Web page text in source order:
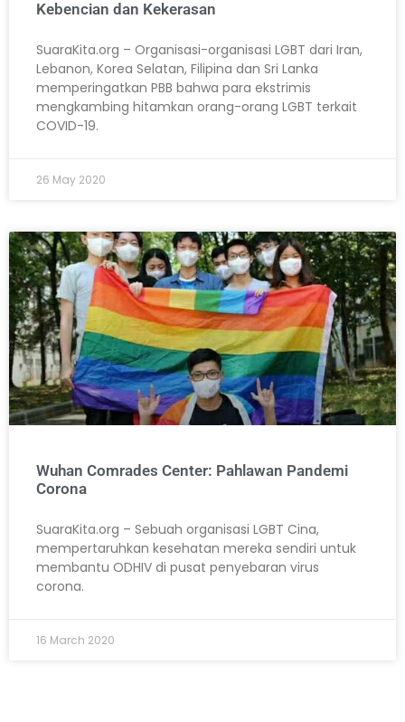
Kebencian dan Kekerasan
SuaraKita.org – Organisasi-organisasi LGBT dari Iran,
Lebanon, Korea Selatan, Filipina dan Sri Lanka
memperingatkan PBB bahwa para ekstrimis
mengkambing hitamkan orang-orang LGBT terkait
COVID-19.
26 May 2020
Wuhan Comrades Center: Pahlawan Pandemi
Corona
SuaraKita.org – Sebuah organisasi LGBT Cina,
mempertaruhkan kesehatan mereka sendiri untuk
membantu ODHIV di pusat penyebaran virus
corona.
16 March 2020